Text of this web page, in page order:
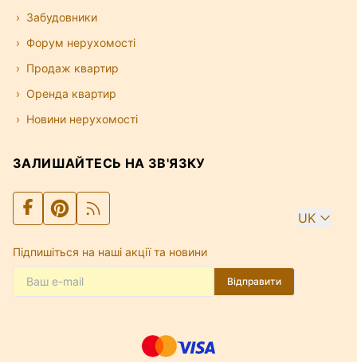
Забудовники
Форум нерухомості
Продаж квартир
Оренда квартир
Новини нерухомості
ЗАЛИШАЙТЕСЬ НА ЗВ'ЯЗКУ
UK
Підпишіться на наші акції та новини
Відправити